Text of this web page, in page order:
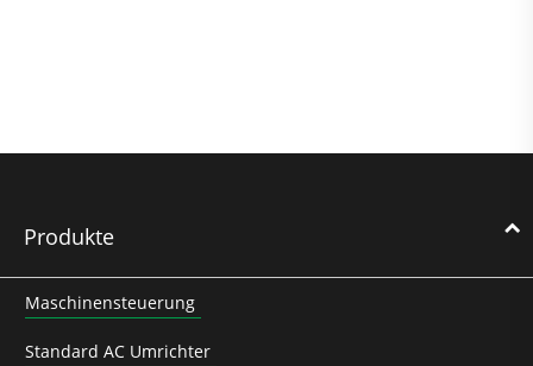
Produkte
Maschinensteuerung
Standard AC Umrichter